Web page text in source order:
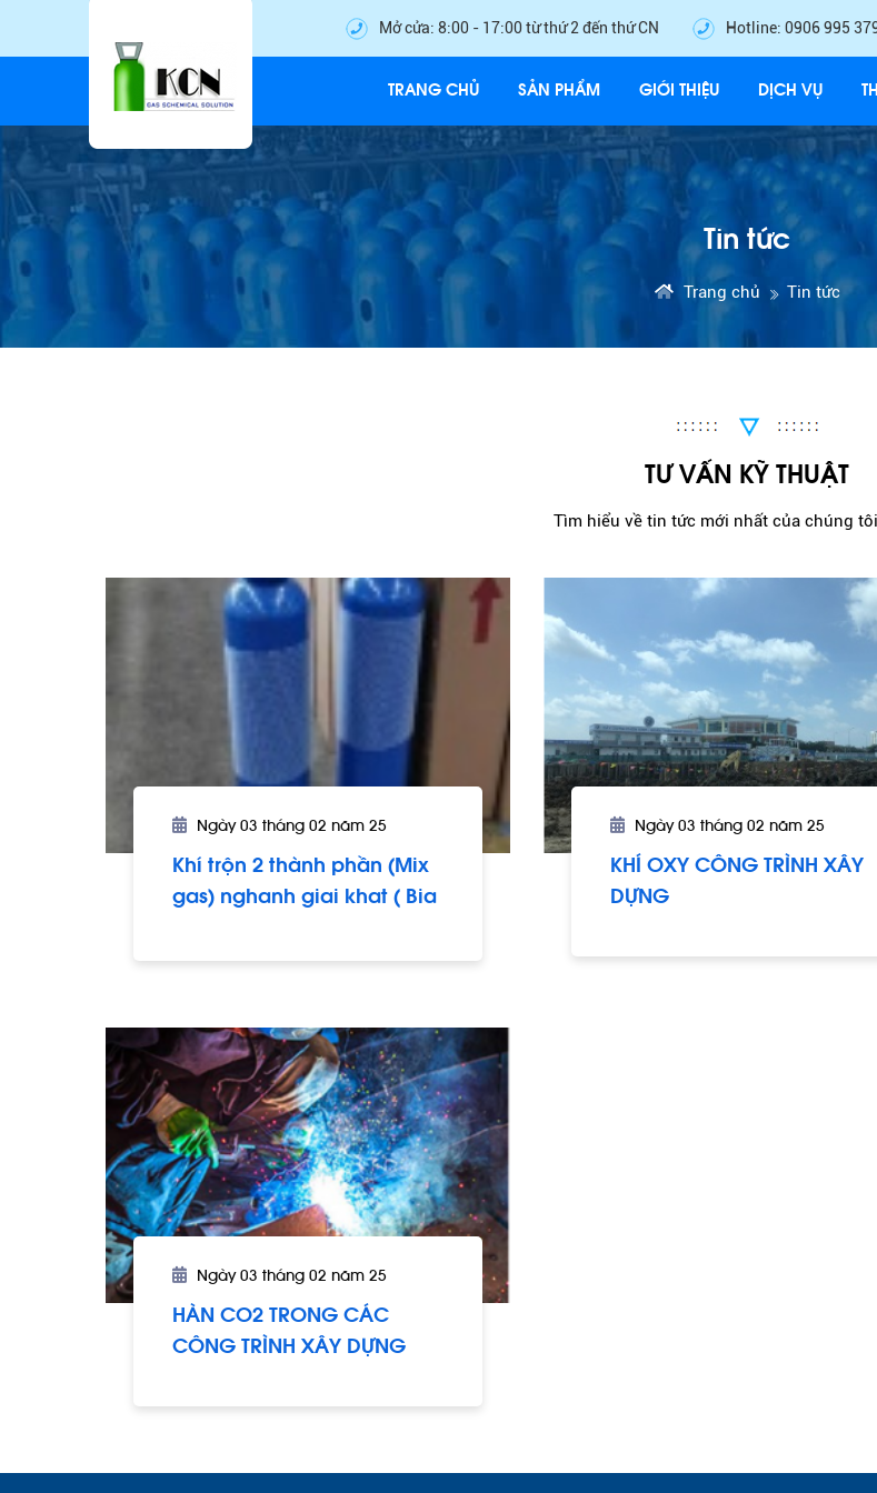
Mở cửa: 8:00 - 17:00 từ thứ 2 đến thứ CN Hotline: 0906 995
TRANG CHỦ SẢN PHẨM GIỚI THIỆU DỊCH VỤ
Tin tức
Trang chủ Tin tức
TƯ VẤN KỸ THUẬT
Tìm hiểu về tin tức mới nhất của chúng
Ngày 03 tháng 02 năm 25
Khí trộn 2 thành phần (Mix
gas) nghanh giai khat ( Bia
Ngày 03 tháng 02 năm 25
KHÍ OXY CÔNG TRÌNH XÂY
DỰNG
Ngày 03 tháng 02 năm 25
HÀN CO2 TRONG CÁC
CÔNG TRÌNH XÂY DỰNG